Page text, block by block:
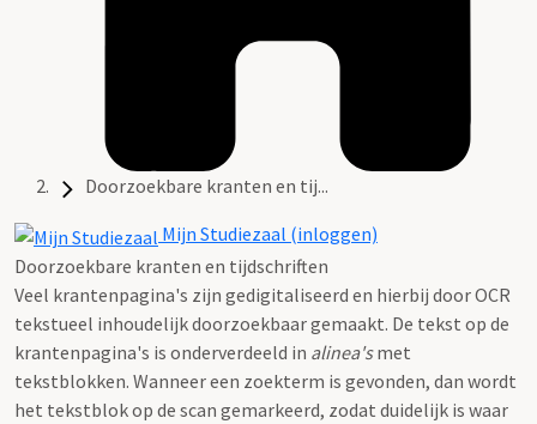
Doorzoekbare kranten en tij...
Mijn Studiezaal (inloggen)
Doorzoekbare kranten en tijdschriften
Veel krantenpagina's zijn gedigitaliseerd en hierbij door OCR
tekstueel inhoudelijk doorzoekbaar gemaakt. De tekst op de
krantenpagina's is onderverdeeld in alinea'smet
tekstblokken. Wanneer een zoekterm is gevonden, dan wordt
het tekstblok op de scan gemarkeerd, zodat duidelijk is waar